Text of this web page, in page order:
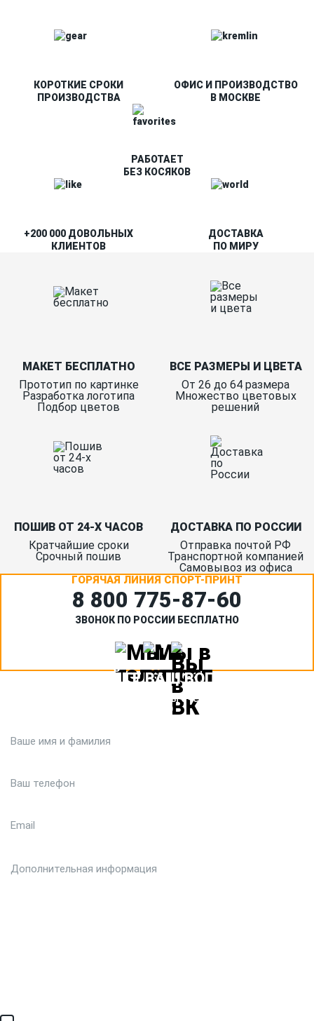
КОРОТКИЕ СРОКИ
ПРОИЗВОДСТВА
ОФИС И ПРОИЗВОДСТВО
В МОСКВЕ
РАБОТАЕТ
БЕЗ КОСЯКОВ
+200 000 ДОВОЛЬНЫХ
КЛИЕНТОВ
ДОСТАВКА
ПО МИРУ
МАКЕТ БЕСПЛАТНО
Прототип по картинке
Разработка логотипа
Подбор цветов
ВСЕ РАЗМЕРЫ И ЦВЕТА
От 26 до 64 размера
Множество цветовых
решений
ПОШИВ ОТ 24-Х ЧАСОВ
Кратчайшие сроки
Срочный пошив
ДОСТАВКА ПО РОССИИ
Отправка почтой РФ
Транспортной компанией
Самовывоз из офиса
ГОРЯЧАЯ ЛИНИЯ СПОРТ-ПРИНТ
8 800 775‑87-60
ЗВОНОК ПО РОССИИ БЕСПЛАТНО
ЗАДАЙТЕ ВАШ ВОПРОС
Или кратко опишите ситуацию. Мы очень быстро свяжемся с
вами :)